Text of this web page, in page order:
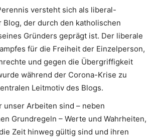
versteht sich als liberal-
Blog, der durch den katholischen
Gründers geprägt ist. Der liberale
für die Freiheit der Einzelperson,
und gegen die Übergriffigkeit
während der Corona-Krise zu
Leitmotiv des Blogs.
unser Arbeiten sind – neben
Grundregeln – Werte und Wahrheiten,
Zeit hinweg gültig sind und ihren